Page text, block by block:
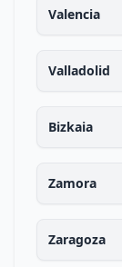
Valencia
Valladolid
Bizkaia
Zamora
Zaragoza